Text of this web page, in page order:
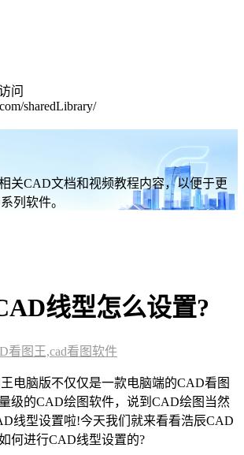
问
sharedLibrary/
关CAD文档和视频教程内容，以便于更
列软件。
线型怎么设置?
看图王,cad看图软件
脑版不仅仅是一款电脑端的CAD看图
级的CAD绘图软件，说到CAD绘图当然
线型设置啦!今天我们就来看看浩辰CAD
何进行CAD线型设置的?